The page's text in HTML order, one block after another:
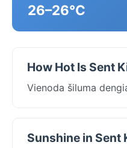
26–26°C
How Hot Is Sent
Vienoda šiluma
Sunshine in Sent